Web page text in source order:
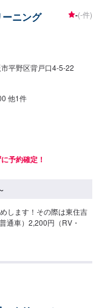
ニング -(-件)
平野区背戸口4-5-22
他1件
予約確定！
します！その際は東住吉
通車）2,200円（RV・